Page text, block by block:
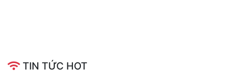
TIN TỨC HOT